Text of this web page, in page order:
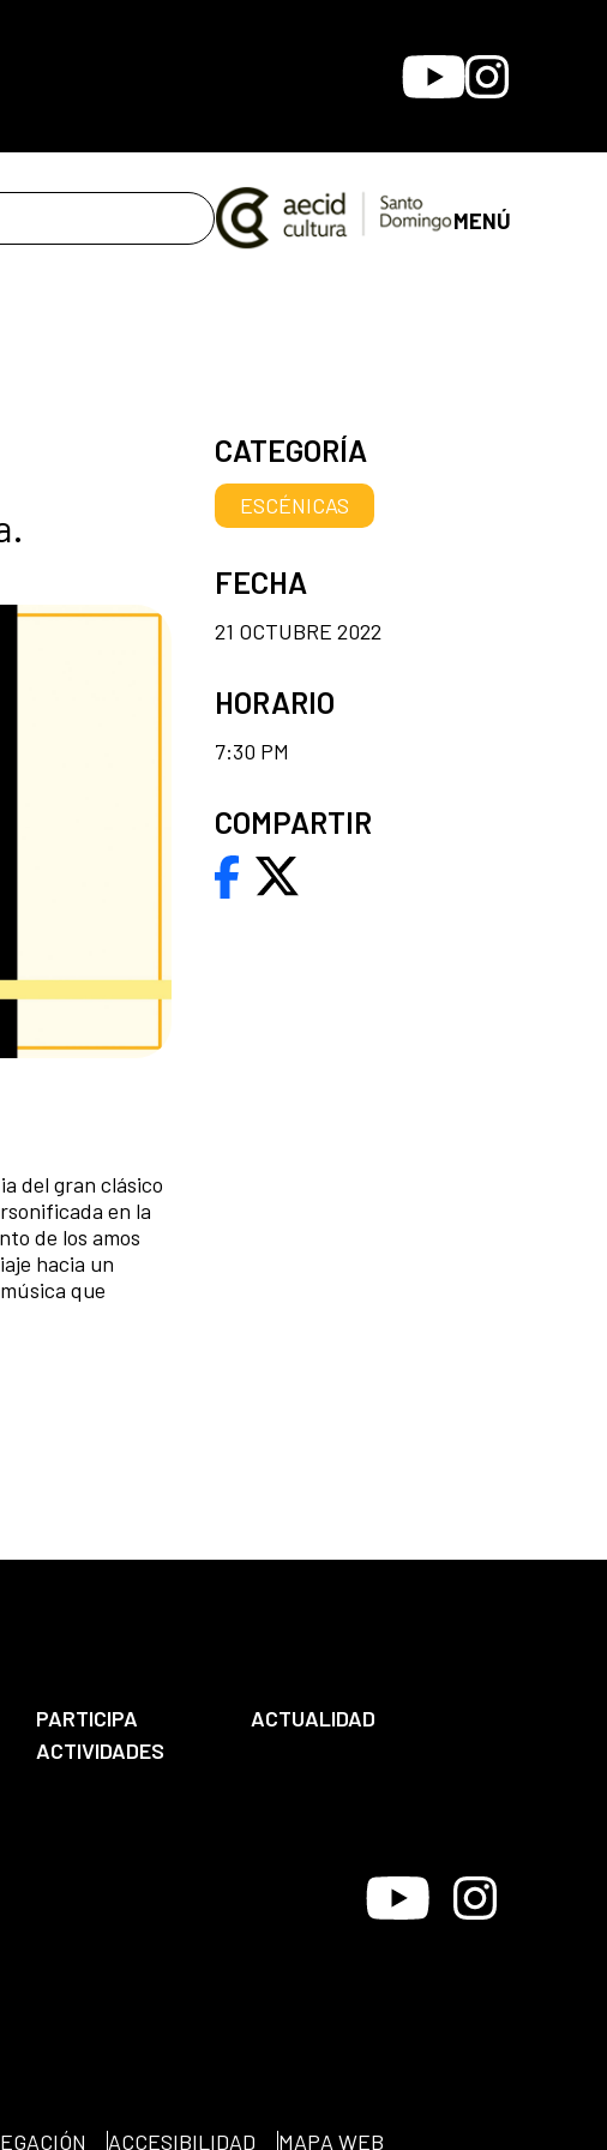
YoutubeInstagram
MENÚ
del gran clásico
en la
de los amos
hacia un
que
CATEGORÍA
ESCÉNICAS
FECHA
21 OCTUBRE 2022
HORARIO
7:30 PM
COMPARTIR
PARTICIPA
ACTUALIDAD
ACTIVIDADES
Youtube Instagram
ACCESIBILIDAD MAPA WEB